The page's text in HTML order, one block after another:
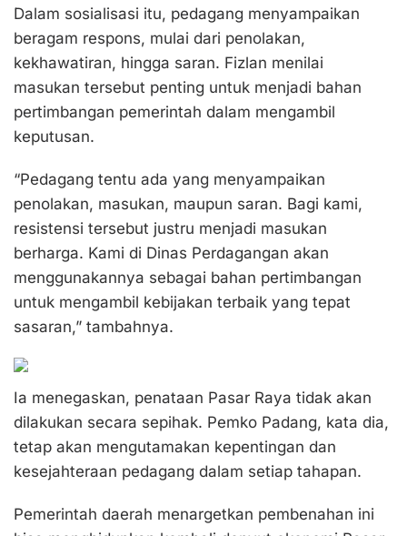
Dalam sosialisasi itu, pedagang menyampaikan
beragam respons, mulai dari penolakan,
kekhawatiran, hingga saran. Fizlan menilai
masukan tersebut penting untuk menjadi bahan
pertimbangan pemerintah dalam mengambil
keputusan.
“Pedagang tentu ada yang menyampaikan
penolakan, masukan, maupun saran. Bagi kami,
resistensi tersebut justru menjadi masukan
berharga. Kami di Dinas Perdagangan akan
menggunakannya sebagai bahan pertimbangan
untuk mengambil kebijakan terbaik yang tepat
sasaran,” tambahnya.
Ia menegaskan, penataan Pasar Raya tidak akan
dilakukan secara sepihak. Pemko Padang, kata dia,
tetap akan mengutamakan kepentingan dan
kesejahteraan pedagang dalam setiap tahapan.
Pemerintah daerah menargetkan pembenahan ini